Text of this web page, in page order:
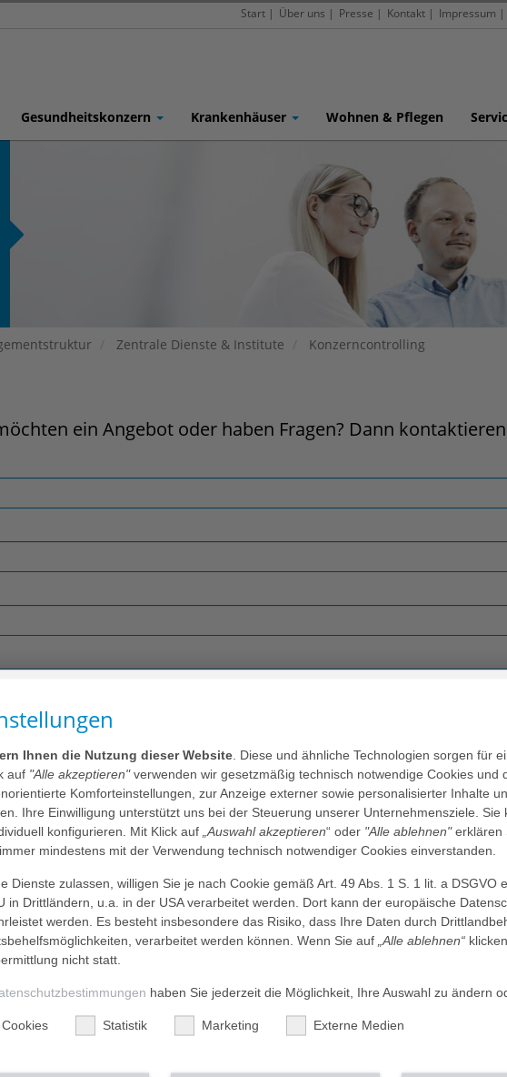
Start | Über uns | Presse | Kontakt | Impressum |
Gesundheitskonzern Krankenhäuser Wohnen & Pflegen
Zentrale Dienste & Institute Konzerncontrolling
ein Angebot oder haben Fragen? Dann kontaktieren
geben Sie bitte eine Telefonnummer und/oder eine E-Mail-Adresse an.
Ihnen die Nutzung dieser Website . Diese und ähnliche Technologien sorgen für
auf "Alle akzeptieren"verwenden wir gesetzmäßig technisch notwendige Cookies und
Komforteinstellungen, zur Anzeige externer sowie personalisierter Inhalte
Ihre Einwilligung unterstützt uns bei der Steuerung unserer Unternehmensziele. Sie
konfigurieren. Mit Klick auf „Auswahl akzeptieren“ oder "Alle ablehnen"erklären
mindestens mit der Verwendung technisch notwendiger Cookies einverstanden.
Dienste zulassen, willigen Sie je nach Cookie gemäß Art. 49 Abs. 1 S. 1 lit. a DSGVO
in Drittländern, u.a. in der USA verarbeitet werden. Dort kann der europäische
werden. Es besteht insbesondere das Risiko, dass Ihre Daten durch
verarbeitet werden können. Wenn Sie auf „Alle ablehnen“
nicht statt.
haben Sie jederzeit die Möglichkeit, Ihre Auswahl zu ändern
Statistik Marketing Externe Medien